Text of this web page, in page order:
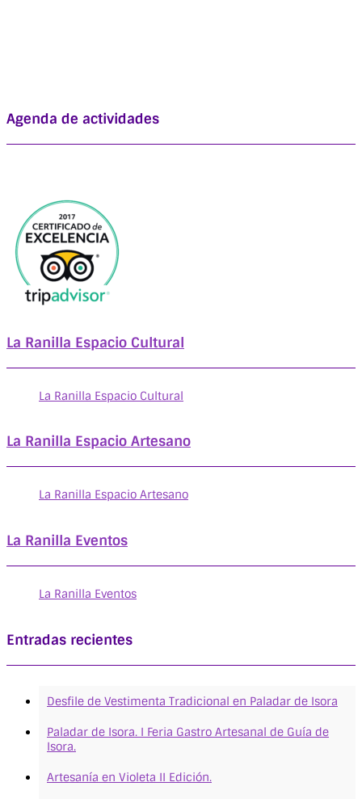
Agenda de actividades
La Ranilla Espacio Cultural
La Ranilla Espacio Cultural
La Ranilla Espacio Artesano
La Ranilla Espacio Artesano
La Ranilla Eventos
La Ranilla Eventos
Entradas recientes
Desfile de Vestimenta Tradicional en Paladar de Isora
Paladar de Isora. I Feria Gastro Artesanal de Guía de
Isora.
Artesanía en Violeta II Edición.